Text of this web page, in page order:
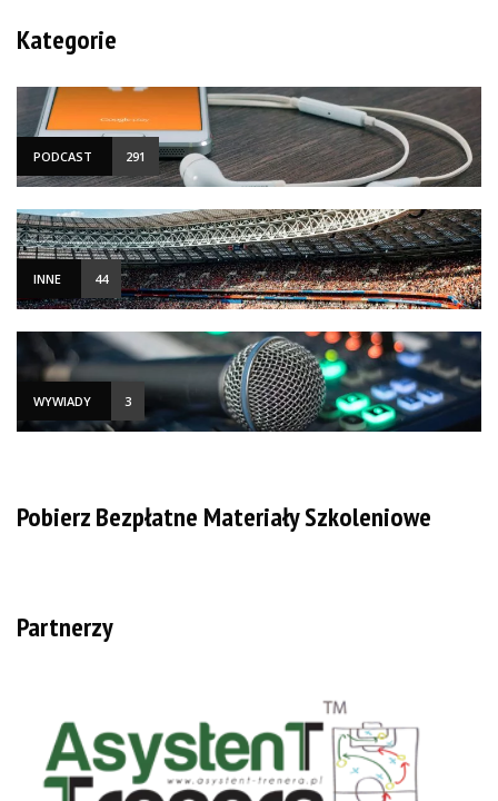
Kategorie
PODCAST 291
INNE 44
WYWIADY 3
Pobierz Bezpłatne Materiały Szkoleniowe
Partnerzy